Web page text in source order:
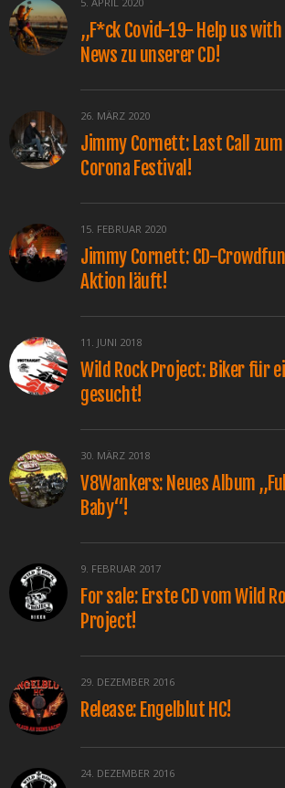
„F*ck Covid-19- Help us
News zu unserer CD!
26. MÄRZ 2020
Jimmy Cornett: Last Call
Corona Festival!
15. FEBRUAR 2020
Jimmy Cornett: CD-
Aktion läuft!
11. JUNI 2018
Wild Rock Project: Biker für
gesucht!
30. MÄRZ 2018
V8Wankers: Neues Album
Baby“!
9. FEBRUAR 2017
For sale: Erste CD vom Wild
Project!
29. DEZEMBER 2016
Release: Engelblut HC!
24. DEZEMBER 2016